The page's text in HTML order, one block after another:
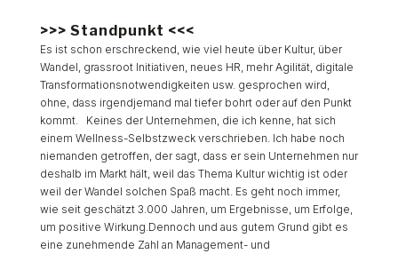
>>> Standpunkt <<<
Es ist schon erschreckend, wie viel heute über Kultur, über
Wandel, grassroot Initiativen, neues HR, mehr Agilität, digitale
Transformationsnotwendigkeiten usw. gesprochen wird,
ohne, dass irgendjemand mal tiefer bohrt oder auf den Punkt
kommt. Keines der Unternehmen, die ich kenne, hat sich
einem Wellness-Selbstzweck verschrieben. Ich habe noch
niemanden getroffen, der sagt, dass er sein Unternehmen nur
deshalb im Markt hält, weil das Thema Kultur wichtig ist oder
weil der Wandel solchen Spaß macht. Es geht noch immer,
wie seit geschätzt 3.000 Jahren, um Ergebnisse, um Erfolge,
um positive Wirkung.Dennoch und aus gutem Grund gibt es
eine zunehmende Zahl an Management- und